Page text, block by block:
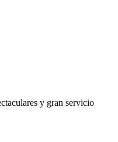
y gran servicio